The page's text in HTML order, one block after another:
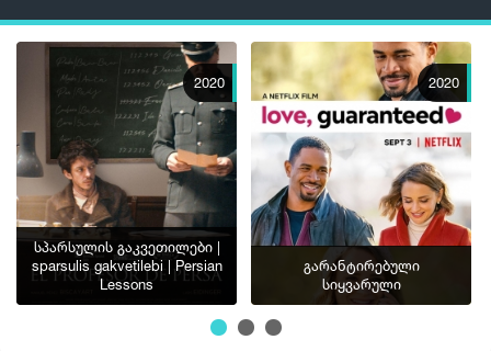
2020
სპარსულის გაკვეთილები |
sparsulis gakvetilebi | Persian
Lessons
2020
გარანტირებული
სიყვარული